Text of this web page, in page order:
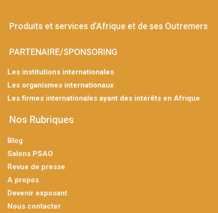
Produits et services d’Afrique et de ses Outremers
PARTENAIRE/SPONSORING
Les institutions internationales
Les organismes internationaux
Les firmes internationales ayant des intérêts en Afrique
Nos Rubriques
Blog
Salons PSAO
Revue de presse
A propos
Devenir exposant
Nous contacter